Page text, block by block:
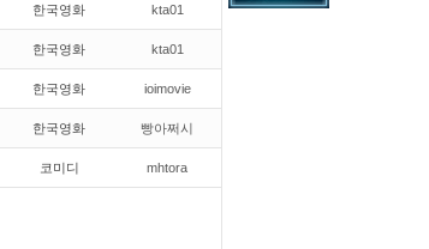
한국영화 kta01
한국영화 kta01
한국영화 ioimovie
한국영화 빵아쩌시
코미디 mhtora